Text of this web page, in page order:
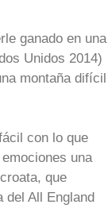
ganado en una
Unidos 2014)
montaña difícil
con lo que
una
que
del All England